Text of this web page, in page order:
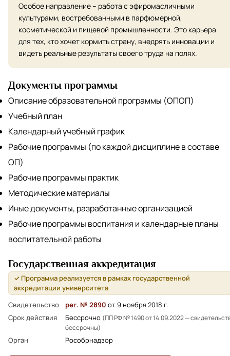
Особое направление – работа с эфиромасличными
культурами, востребованными в парфюмерной,
косметической и пищевой промышленности. Это карьера
для тех, кто хочет кормить страну, внедрять инновации и
видеть реальные результаты своего труда на полях.
Документы программы
Описание образовательной программы (ОПОП)
Учебный план
Календарный учебный график
Рабочие программы (по каждой дисциплине в составе
ОП)
Рабочие программы практик
Методические материалы
Иные документы, разработанные организацией
Рабочие программы воспитания и календарные планы
воспитательной работы
Государственная аккредитация
✓ Программа реализуется в рамках государственной
аккредитации университета
Свидетельство
рег. № 2890 от 9 ноября 2018 г.
Срок действия
Бессрочно (ПП РФ № 1490 от 14.09.2022 —
бессрочны)
Орган Рособрнадзор